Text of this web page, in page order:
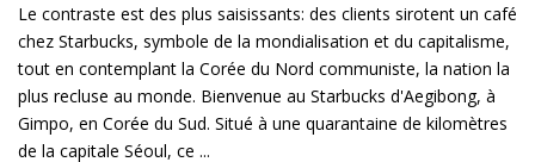
Le contraste est des plus saisissants: des clients sirotent un café
chez Starbucks, symbole de la mondialisation et du capitalisme,
tout en contemplant la Corée du Nord communiste, la nation la
plus recluse au monde. Bienvenue au Starbucks d'Aegibong, à
Gimpo, en Corée du Sud. Situé à une quarantaine de kilomètres
de la capitale Séoul, ce ...